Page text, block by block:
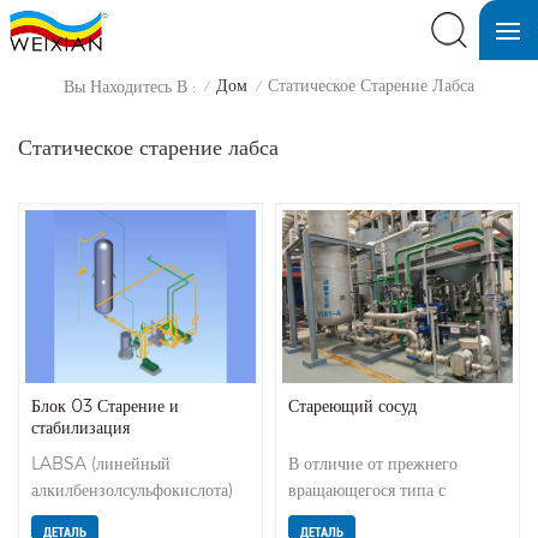
Вы Находитесь В : / Дом / Статическое Старение Лабса
Статическое старение лабса
Блок 03 Старение и
стабилизация
LABSA (линейный
алкилбензолсульфокислота)
из сепаратора поступает в
ДЕТАЛЬ
Стареющий сосуд
В отличие от прежнего
вращающегося типа с
мешалкой, наш является
ДЕТАЛЬ